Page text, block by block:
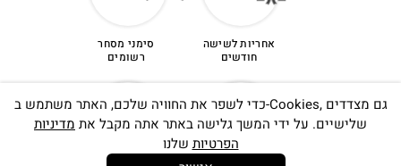
סימני מסחר
רשומים
אחריות לשישה
חודשים
כדי לשפר את החוויה שלכם, האתר משתמש ב-Cookies, גם מצדדים
שלישיים. על ידי המשך גלישה באתר אתה מקבל את מדיניות
הפרטיות שלנו